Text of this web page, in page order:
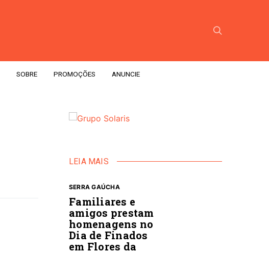
SOBRE PROMOÇÕES ANUNCIE
LEIA MAIS
SERRA GAÚCHA
Familiares e
amigos prestam
homenagens no
Dia de Finados
em Flores da